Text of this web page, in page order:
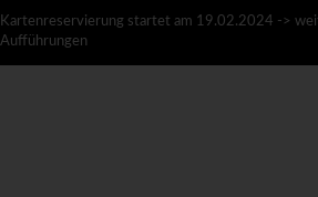
Kartenreservierung startet am 19.02.2024 ->
Aufführungen